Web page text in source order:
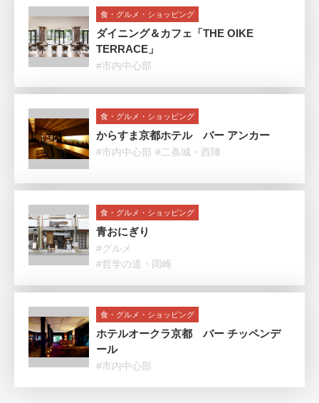
食・グルメ・ショッピング
ダイニング＆カフェ「THE OIKE
TERRACE」
#市内中心部
食・グルメ・ショッピング
からすま京都ホテル バー アンカー
#市内中心部 #二条城・西陣
食・グルメ・ショッピング
青おにぎり
#グルメ
#哲学の道・岡崎
食・グルメ・ショッピング
ホテルオークラ京都 バー チッペンデ
ール
#市内中心部